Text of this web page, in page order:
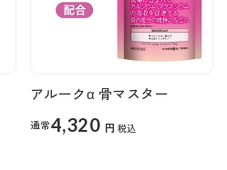
アルークα 骨マスター
通常4,320 円 税込